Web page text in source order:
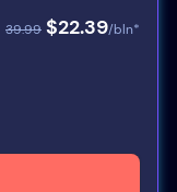
39.99 $22.39/bln*